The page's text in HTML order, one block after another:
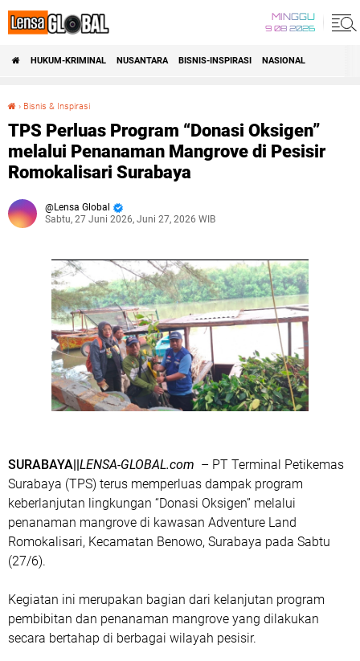
MINGGU
9 08 2026
HUKUM-KRIMINAL NUSANTARA BISNIS-INSPIRASI NASIONAL
› Bisnis & Inspirasi
TPS Perluas Program “Donasi Oksigen”
melalui Penanaman Mangrove di Pesisir
Romokalisari Surabaya
Lensa Global
Sabtu, 27 Juni 2026, Juni 27, 2026 WIB
SURABAYA||LENSA-GLOBAL.com – PT Terminal Petikemas
Surabaya (TPS) terus memperluas dampak program
keberlanjutan lingkungan “Donasi Oksigen” melalui
penanaman mangrove di kawasan Adventure Land
Romokalisari, Kecamatan Benowo, Surabaya pada Sabtu
(27/6).
Kegiatan ini merupakan bagian dari kelanjutan program
pembibitan dan penanaman mangrove yang dilakukan
secara bertahap di berbagai wilayah pesisir.